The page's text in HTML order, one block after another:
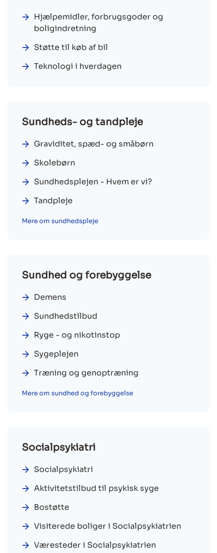
Hjælpemidler, forbrugsgoder og
boligindretning
Støtte til køb af bil
Teknologi i hverdagen
Sundheds- og tandpleje
Graviditet, spæd- og småbørn
Skolebørn
Sundhedsplejen - Hvem er vi?
Tandpleje
Mere om sundhedspleje
Sundhed og forebyggelse
Demens
Sundhedstilbud
Ryge - og nikotinstop
Sygeplejen
Træning og genoptræning
Mere om sundhed og forebyggelse
Socialpsykiatri
Socialpsykiatri
Aktivitetstilbud til psykisk syge
Bostøtte
Visiterede boliger i Socialpsykiatrien
Væresteder i Socialpsykiatrien